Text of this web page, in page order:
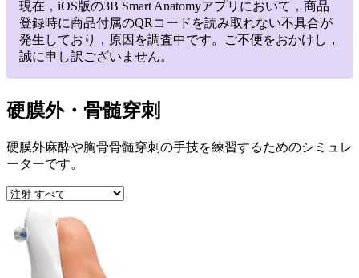
現在，iOS版の3B Smart Anatomyアプリにおいて，商品
登録時に商品付属のQRコードを読み取れない不具合が
発生しており，原因を調査中です。ご不便をおかけし，
誠に申し訳ございません。
硬膜外・骨髄穿刺
硬膜外麻酔や胸骨骨髄穿刺の手技を練習するためのシミュレ
ーターです。